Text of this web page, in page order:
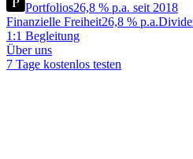
Portfolios26,8 % p.a. seit 2018
Finanzielle Freiheit26,8 % p.a.
1:1 Begleitung
Über uns
7 Tage kostenlos testen